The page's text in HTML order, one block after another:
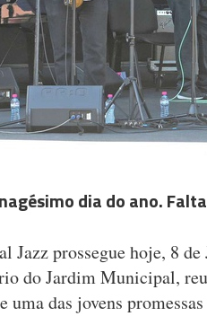
dia do ano.
Jazz prossegue hoje, 8
do Jardim Municipal,
uma das jovens